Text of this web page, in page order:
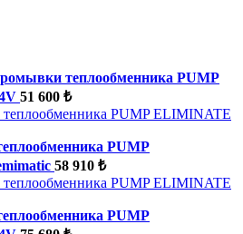
теплообменника PUMP
51 600 ₺
PUMP
58 910 ₺
PUMP